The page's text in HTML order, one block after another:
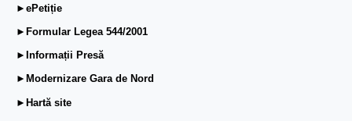
►ePetiție
►Formular Legea 544/2001
►Informații Presă
►Modernizare Gara de Nord
►Hartă site